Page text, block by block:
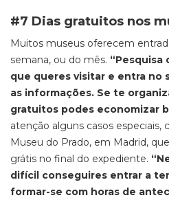
#7 Dias gratuitos nos
Muitos museus oferecem
semana, ou do mês. “Pesquisa
que queres visitar e entra no
as informações. Se te
gratuitos podes economizar
atenção alguns casos especiais,
Museu do Prado, em Madrid,
grátis no final do expediente.
difícil conseguires entrar a
formar-se com horas de